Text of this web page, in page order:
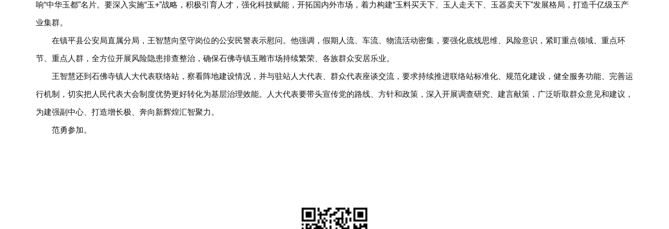
响“中华玉都”名片。要深入实施“玉+”战略，积极引育人才，强化科技赋能，开拓国内外市场，着力构建“玉料买天下、玉人走天下、玉器卖天下”发展格局，打造千亿级玉产
业集群。
在镇平县公安局直属分局，王智慧向坚守岗位的公安民警表示慰问。他强调，假期人流、车流、物流活动密集，要强化底线思维、风险意识，紧盯重点领域、重点环
节、重点人群，全方位开展风险隐患排查整治，确保石佛寺镇玉雕市场持续繁荣、各族群众安居乐业。
王智慧还到石佛寺镇人大代表联络站，察看阵地建设情况，并与驻站人大代表、群众代表座谈交流，要求持续推进联络站标准化、规范化建设，健全服务功能、完善运
行机制，切实把人民代表大会制度优势更好转化为基层治理效能。人大代表要带头宣传党的路线、方针和政策，深入开展调查研究、建言献策，广泛听取群众意见和建议，
为建强副中心、打造增长极、奔向新辉煌汇智聚力。
范勇参加。